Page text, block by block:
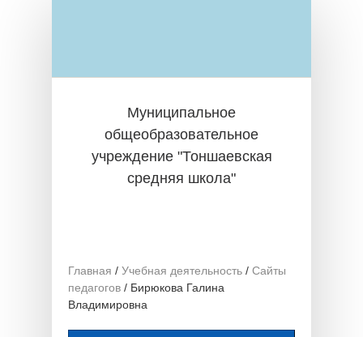
Муниципальное
общеобразовательное
учреждение "Тоншаевская
средняя школа"
Главная / Учебная деятельность / Сайты
педагогов / Бирюкова Галина
Владимировна